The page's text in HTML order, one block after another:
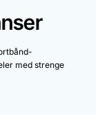
med strenge